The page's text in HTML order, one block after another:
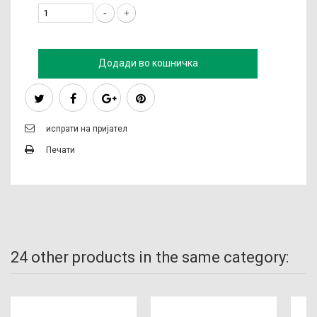
Додади во кошничка
испрати на пријател
Печати
24 other products in the same category: